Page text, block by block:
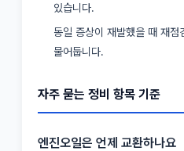
있습니다.
동일 증상이 재발했을 때 재점
물어둡니다.
자주 묻는 정비 항목 기준
엔진오일은 언제 교환하나요